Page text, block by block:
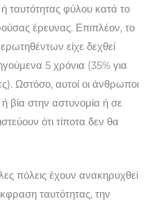
ταυτότητας φύλου κατά το
έρευνας. Επιπλέον, το
είχε δεχθεί
5 χρόνια (35% για
Ωστόσο, αυτοί οι άνθρωποι
βία στην αστυνομία ή σε
ότι τίποτα δεν θα
πόλεις έχουν ανακηρυχθεί
ταυτότητας, την